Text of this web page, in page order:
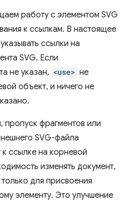
работу с элементом SVG
к ссылкам. В настоящее
ссылки на
SVG. Если
не указан, <use> не
объект, и ничего не
пропуск фрагментов или
SVG-файла
ссылке на корневой
изменять документ,
для присвоения
элементу. Это улучшение